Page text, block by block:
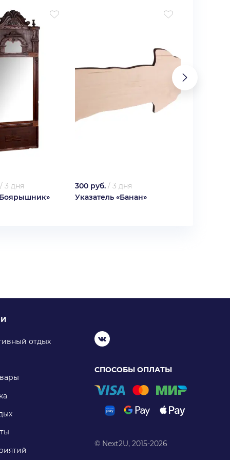
/ 3 дня
300 руб. / 3 дня
Указатель «Банан»
отдых
СПОСОБЫ ОПЛАТЫ
© Next2U, 2015-2026